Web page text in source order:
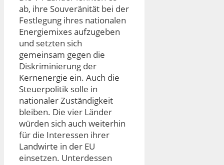
ab, ihre Souveränität bei der
Festlegung ihres nationalen
Energiemixes aufzugeben
und setzten sich
gemeinsam gegen die
Diskriminierung der
Kernenergie ein. Auch die
Steuerpolitik solle in
nationaler Zuständigkeit
bleiben. Die vier Länder
würden sich auch weiterhin
für die Interessen ihrer
Landwirte in der EU
einsetzen. Unterdessen